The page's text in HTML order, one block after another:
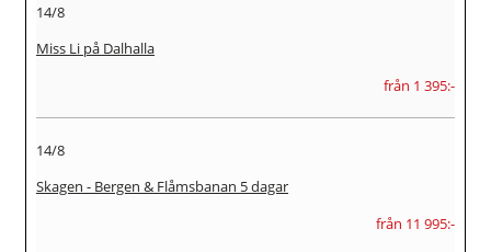
14/8
Miss Li på Dalhalla
från 1 395:-
14/8
Skagen - Bergen & Flåmsbanan 5 dagar
från 11 995:-